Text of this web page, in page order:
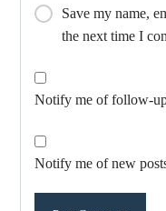
Save my name,
the next time I
Notify me of follow-
Notify me of new